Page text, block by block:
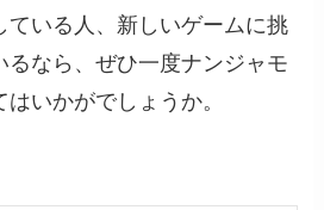
ている人、新しいゲームに挑
るなら、ぜひ一度ナンジャモ
いかがでしょうか。